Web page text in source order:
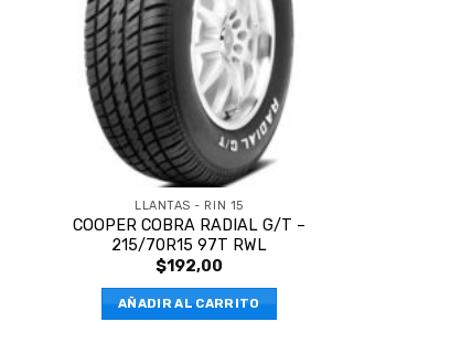
LLANTAS - RIN 15
COOPER COBRA RADIAL G/T –
215/70R15 97T RWL
$192,00
AÑADIR AL CARRITO